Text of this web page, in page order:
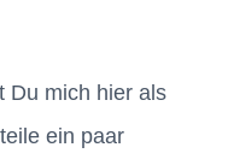
Du mich hier als
ein paar